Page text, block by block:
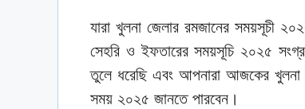
যারা খুলনা জেলার রমজানের সময়সূচী
সেহরি ও ইফতারের সময়সূচি ২০২৫
তুলে ধরেছি এবং আপনারা আজকের
সময় ২০২৫ জানতে পারবেন।